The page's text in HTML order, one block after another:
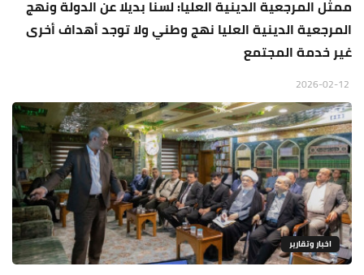
ممثل المرجعية الدينية العليا: لسنا بديلا عن الدولة ونهج
المرجعية الدينية العليا نهج وطني ولا توجد أهداف أخرى
غير خدمة المجتمع
اخبار وتقارير